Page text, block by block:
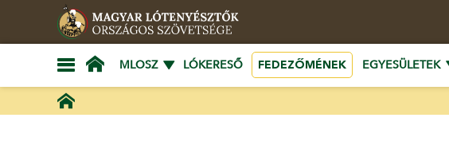
MLOSZ LÓKERESŐ FEDEZŐMÉNEK EGYESÜLETEK